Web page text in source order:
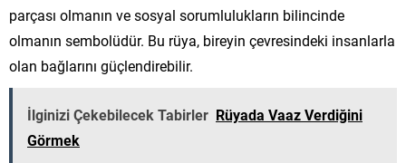
parçası olmanın ve sosyal sorumlulukların bilincinde
olmanın sembolüdür. Bu rüya, bireyin çevresindeki insanlarla
olan bağlarını güçlendirebilir.
İlginizi Çekebilecek Tabirler Rüyada Vaaz Verdiğini
Görmek